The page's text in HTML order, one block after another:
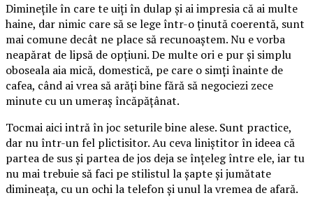
Diminețile în care te uiți în dulap și ai impresia că ai multe
haine, dar nimic care să se lege într-o ținută coerentă, sunt
mai comune decât ne place să recunoaștem. Nu e vorba
neapărat de lipsă de opțiuni. De multe ori e pur și simplu
oboseala aia mică, domestică, pe care o simți înainte de
cafea, când ai vrea să arăți bine fără să negociezi zece
minute cu un umeraș încăpățânat.
Tocmai aici intră în joc seturile bine alese. Sunt practice,
dar nu într-un fel plictisitor. Au ceva liniștitor în ideea că
partea de sus și partea de jos deja se înțeleg între ele, iar tu
nu mai trebuie să faci pe stilistul la șapte și jumătate
dimineața, cu un ochi la telefon și unul la vremea de afară.